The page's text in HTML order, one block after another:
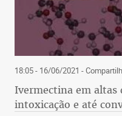
18:05 - 16/06/2021 -
Ivermectina em altas
intoxicação e até